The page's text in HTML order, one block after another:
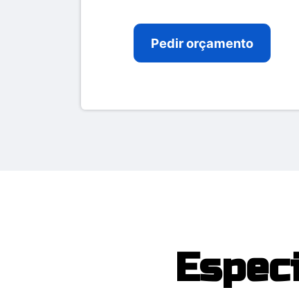
Pedir orçamento